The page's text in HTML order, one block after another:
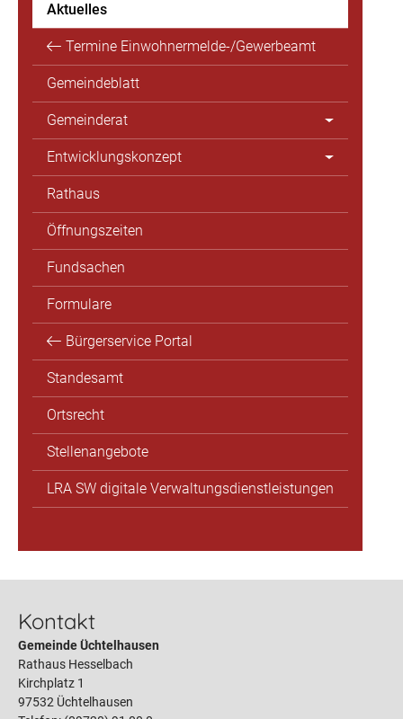
Aktuelles
Termine Einwohnermelde-/Gewerbeamt
Gemeindeblatt
Gemeinderat
Entwicklungskonzept
Rathaus
Öffnungszeiten
Fundsachen
Formulare
Bürgerservice Portal
Standesamt
Ortsrecht
Stellenangebote
LRA SW digitale Verwaltungsdienstleistungen
Kontakt
Gemeinde Üchtelhausen
Rathaus Hesselbach
Kirchplatz 1
97532 Üchtelhausen